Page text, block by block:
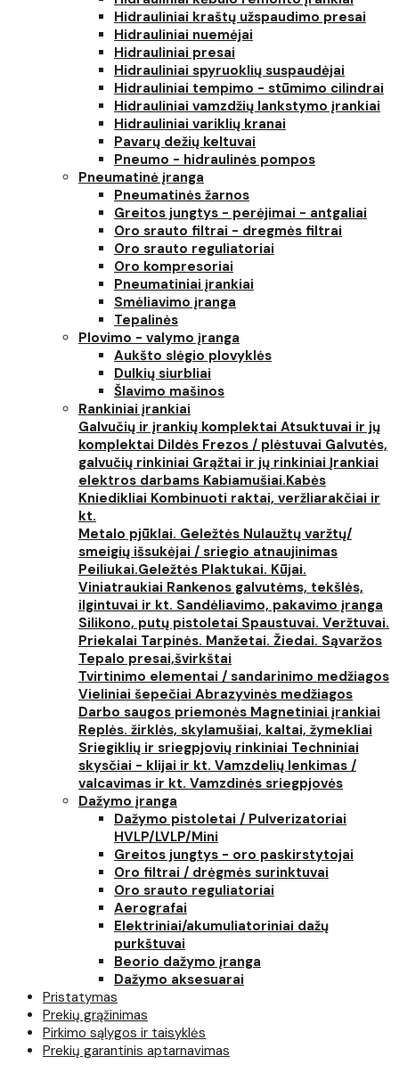
Hidrauliniai kraštų užspaudimo presai
Hidrauliniai nuemėjai
Hidrauliniai presai
Hidrauliniai spyruoklių suspaudėjai
Hidrauliniai tempimo - stūmimo cilindrai
Hidrauliniai vamzdžių lankstymo įrankiai
Hidrauliniai variklių kranai
Pavarų dežių keltuvai
Pneumo - hidraulinės pompos
Pneumatinė įranga
Pneumatinės žarnos
Greitos jungtys - perėjimai - antgaliai
Oro srauto filtrai - dregmės filtrai
Oro srauto reguliatoriai
Oro kompresoriai
Pneumatiniai įrankiai
Smėliavimo įranga
Tepalinės
Plovimo - valymo įranga
Aukšto slėgio plovyklės
Dulkių siurbliai
Šlavimo mašinos
Rankiniai įrankiai
Galvučių ir įrankių komplektai Atsuktuvai ir jų
komplektai Dildės Frezos / plėstuvai Galvutės,
galvučių rinkiniai Grąžtai ir jų rinkiniai Įrankiai
elektros darbams Kabiamušiai.Kabės
Kniedikliai Kombinuoti raktai, veržliarakčiai ir
kt.
Metalo pjūklai. Geležtės Nulaužtų varžtų/
smeigių išsukėjai / sriegio atnaujinimas
Peiliukai.Geležtės Plaktukai. Kūjai.
Viniatraukiai Rankenos galvutėms, tekšlės,
ilgintuvai ir kt. Sandėliavimo, pakavimo įranga
Silikono, putų pistoletai Spaustuvai. Veržtuvai.
Priekalai Tarpinės. Manžetai. Žiedai. Sąvaržos
Tepalo presai,švirkštai
Tvirtinimo elementai / sandarinimo medžiagos
Vieliniai šepečiai Abrazyvinės medžiagos
Darbo saugos priemonės Magnetiniai įrankiai
Replės. žirklės, skylamušiai, kaltai, žymekliai
Sriegiklių ir sriegpjovių rinkiniai Techniniai
skysčiai - klijai ir kt. Vamzdelių lenkimas /
valcavimas ir kt. Vamzdinės sriegpjovės
Dažymo įranga
Dažymo pistoletai / Pulverizatoriai
HVLP/LVLP/Mini
Greitos jungtys - oro paskirstytojai
Oro filtrai / drėgmės surinktuvai
Oro srauto reguliatoriai
Aerografai
Elektriniai/akumuliatoriniai dažų
purkštuvai
Beorio dažymo įranga
Dažymo aksesuarai
Pristatymas
Prekių grąžinimas
Pirkimo sąlygos ir taisyklės
Prekių garantinis aptarnavimas